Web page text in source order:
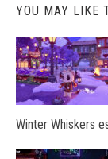
YOU MAY LIKE
Winter Whiskers